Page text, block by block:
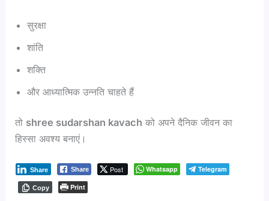
सुरक्षा
शांति
शक्ति
और आध्यात्मिक उन्नति चाहते हैं
तो shree sudarshan kavach को अपने दैनिक जीवन का
हिस्सा अवश्य बनाएं।
Share Post
Share Whatsapp Telegram
Copy Print